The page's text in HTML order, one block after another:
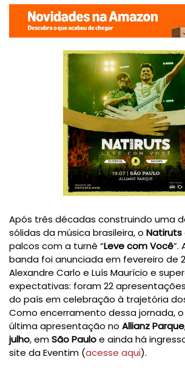
Após três décadas construindo uma
sólidas da música brasileira, o Natiruts
palcos com a turnê “Leve com Você”.
banda foi anunciada em fevereiro de
Alexandre Carlo e Luís Maurício e
expectativas: foram 22
do país em celebração à trajetória
Como encerramento dessa jornada,
última apresentação no Allianz
julho, emSão Pauloe ainda há
site da Eventim (acesse aqui).